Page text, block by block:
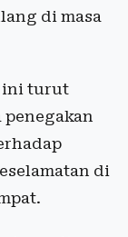
di masa
ini turut
di